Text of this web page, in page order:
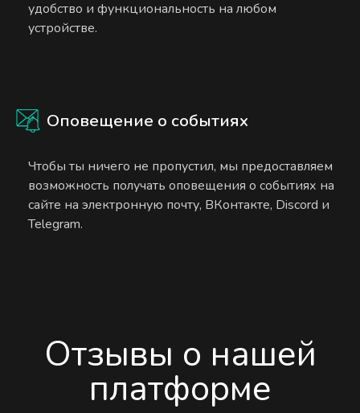
удобство и функциональность на любом
устройстве.
Оповещение о событиях
Чтобы ты ничего не пропустил, мы предоставляем
возможность получать оповещения о событиях на
сайте на электронную почту, ВКонтакте, Discord и
Telegram.
Отзывы о нашей
платформе